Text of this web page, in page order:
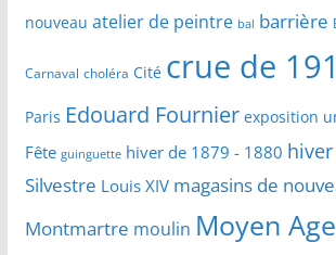
nouveau atelier de peintre bal barrière
Carnaval choléra Cité crue de
Paris Edouard Fournier exposition
Fête guinguette hiver de 1879 - 1880
Silvestre Louis XIV magasins de
Montmartre moulin Moyen Age